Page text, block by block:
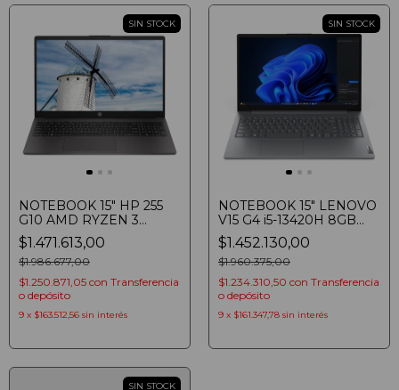
SIN STOCK
NOTEBOOK 15" HP 255
G10 AMD RYZEN 3
7330U 16GB SSD 512GB
HD WINDOWS 11 PRO
$1.471.613,00
$1.986.677,00
$1.250.871,05 con Transferencia
o depósito
9 x $163.512,56 sin interés
SIN STOCK
NOTEBOOK 15" LENOVO
V15 G4 i5-13420H 8GB
SSD 512GB FULLHD
IRON GREY
$1.452.130,00
$1.960.375,00
$1.234.310,50 con Transferencia
o depósito
9 x $161.347,78 sin interés
SIN STOCK